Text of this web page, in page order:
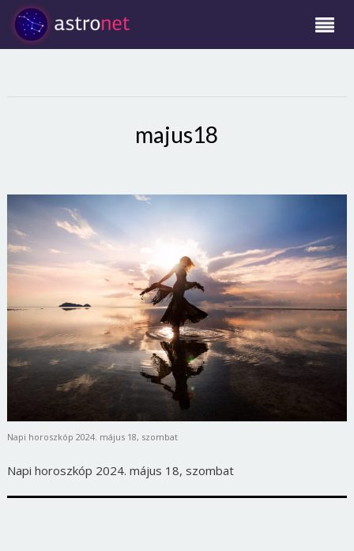
majus18
Napi horoszkóp 2024. május 18, szombat
Napi horoszkóp 2024. május 18, szombat